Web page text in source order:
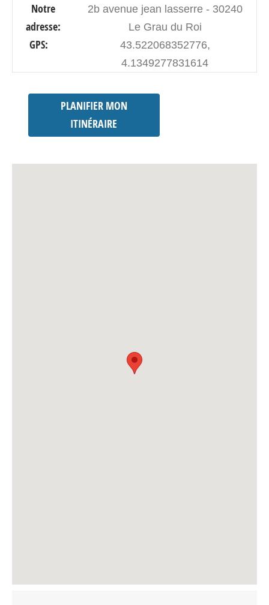
Notre
adresse:
2b avenue jean lasserre - 30240
Le Grau du Roi
GPS:
43.522068352776,
4.1349277831614
PLANIFIER MON
ITINÉRAIRE